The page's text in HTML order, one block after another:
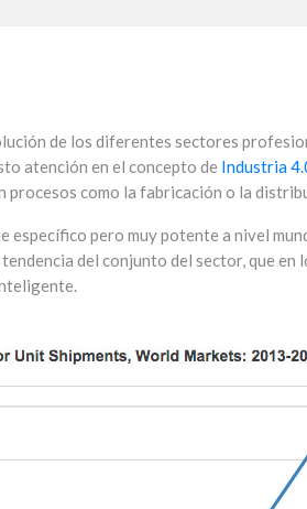
de los diferentes sectores
atención en el concepto de Industria
como la fabricación o la
pero muy potente a nivel
del conjunto del sector, que en